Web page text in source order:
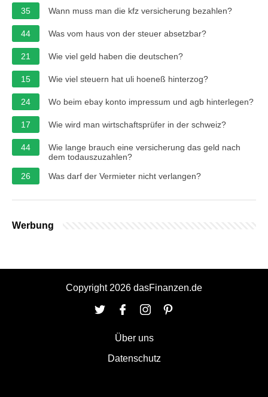
35 Wann muss man die kfz versicherung bezahlen?
44 Was vom haus von der steuer absetzbar?
21 Wie viel geld haben die deutschen?
15 Wie viel steuern hat uli hoeneß hinterzog?
24 Wo beim ebay konto impressum und agb hinterlegen?
17 Wie wird man wirtschaftsprüfer in der schweiz?
44
Wie lange brauch eine versicherung das geld nach
dem todauszuzahlen?
26
Was darf der Vermieter nicht verlangen?
Werbung
Copyright 2026 dasFinanzen.de
Über uns
Datenschutz